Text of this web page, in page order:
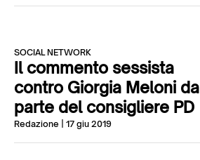
SOCIAL NETWORK
Il commento sessista
contro Giorgia Meloni da
parte del consigliere PD
Redazione | 17 giu 2019